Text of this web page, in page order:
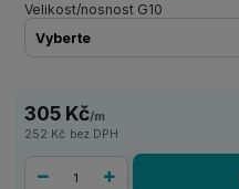
Velikost/nosnost G10
305 Kč/m
252 Kč bez DPH